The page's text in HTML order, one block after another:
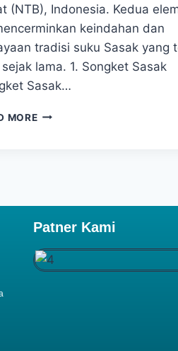
(NTB), Indonesia. Kedua
keindahan dan
tradisi suku Sasak yang
lama. 1. Songket Sasak
Sasak…
MORE
Patner Kami